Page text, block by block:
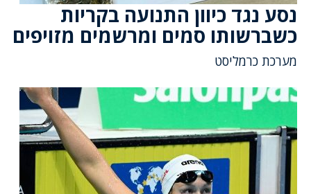
נסע נגד כיוון התנועה בקריות
כשברשותו סמים ומרשמים מזויפים
מערכת כרמליסט